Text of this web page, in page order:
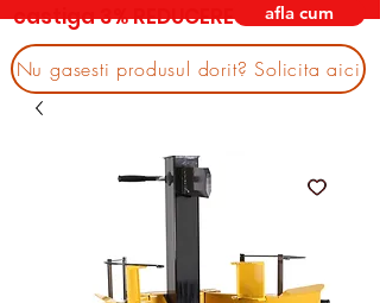
castiga 3% REDUCERE afla cum
Nu gasesti produsul dorit? Solicita aici